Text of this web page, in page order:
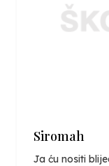
Siromah
Ja ću nositi